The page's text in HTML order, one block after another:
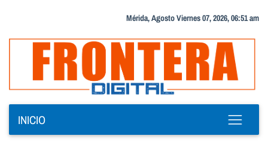
Mérida, Agosto Viernes 07, 2026, 06:51 am
INICIO